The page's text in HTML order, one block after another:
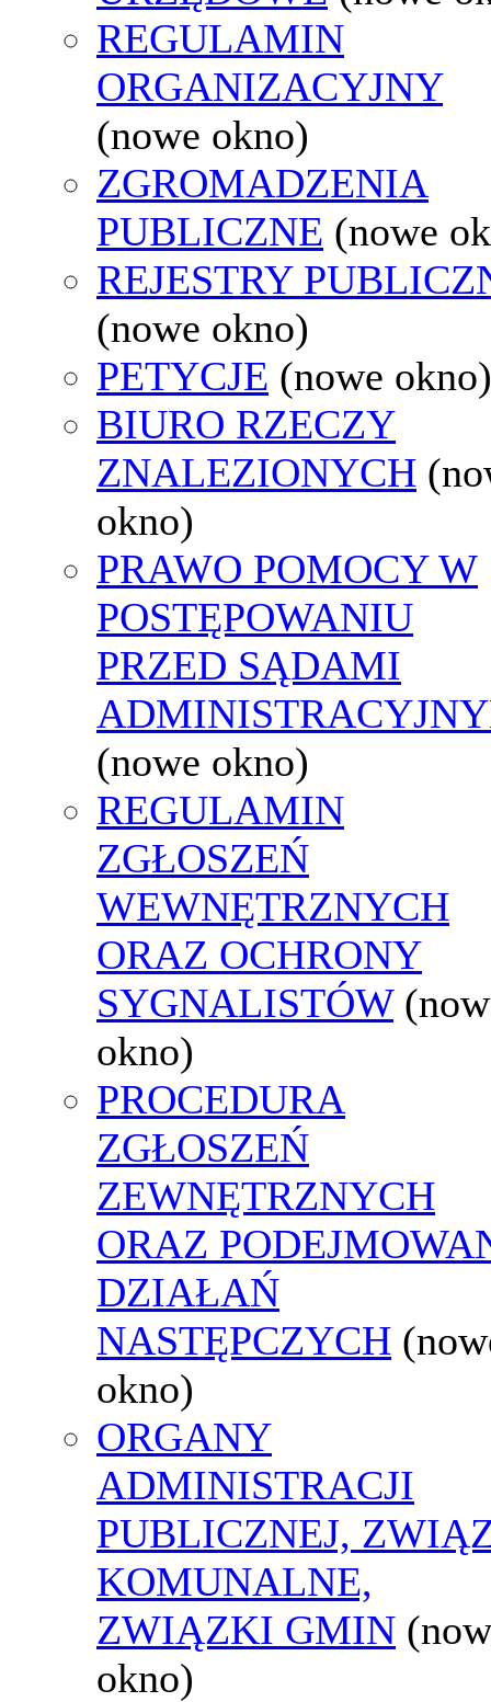
REGULAMIN
ORGANIZACYJNY
(nowe okno)
ZGROMADZENIA
PUBLICZNE (nowe
REJESTRY
(nowe okno)
PETYCJE (nowe okno)
BIURO RZECZY
ZNALEZIONYCH
okno)
PRAWO POMOCY W
POSTĘPOWANIU
PRZED SĄDAMI
(nowe okno)
REGULAMIN
ZGŁOSZEŃ
WEWNĘTRZNYCH
ORAZ OCHRONY
SYGNALISTÓW
okno)
PROCEDURA
ZGŁOSZEŃ
ZEWNĘTRZNYCH
ORAZ
DZIAŁAŃ
NASTĘPCZYCH
okno)
ORGANY
ADMINISTRACJI
PUBLICZNEJ,
KOMUNALNE,
ZWIĄZKI GMIN
okno)